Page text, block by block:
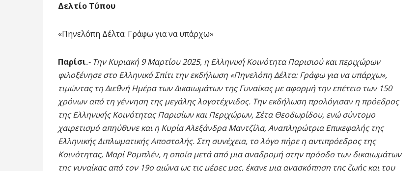
Δελτίο Τύπου
«Πηνελόπη Δέλτα: Γράφω για να υπάρχω»
Παρίσι.- Την Κυριακή 9 Μαρτίου 2025, η Ελληνική Κοινότητα Παρισιού και περιχώρων
φιλοξένησε στο Ελληνικό Σπίτι την εκδήλωση «Πηνελόπη Δέλτα: Γράφω για να υπάρχω»,
τιμώντας τη Διεθνή Ημέρα των Δικαιωμάτων της Γυναίκας με αφορμή την επέτειο των 150
χρόνων από τη γέννηση της μεγάλης λογοτέχνιδος. Την εκδήλωση προλόγισαν η πρόεδρος
της Ελληνικής Κοινότητας Παρισίων και Περιχώρων, Σέτα Θεοδωρίδου, ενώ σύντομο
χαιρετισμό απηύθυνε και η Κυρία Αλεξάνδρα Μαντζίλα, Αναπληρώτρια Επικεφαλής της
Ελληνικής Διπλωματικής Αποστολής. Στη συνέχεια, το λόγο πήρε η αντιπρόεδρος της
Κοινότητας, Μαρί Ρομπλέν, η οποία μετά από μια αναδρομή στην πρόοδο των δικαιωμάτων
της γυναίκας από τον 19ο αιώνα ως τις μέρες μας, έκανε μια ανασκόπηση της ζωής και του